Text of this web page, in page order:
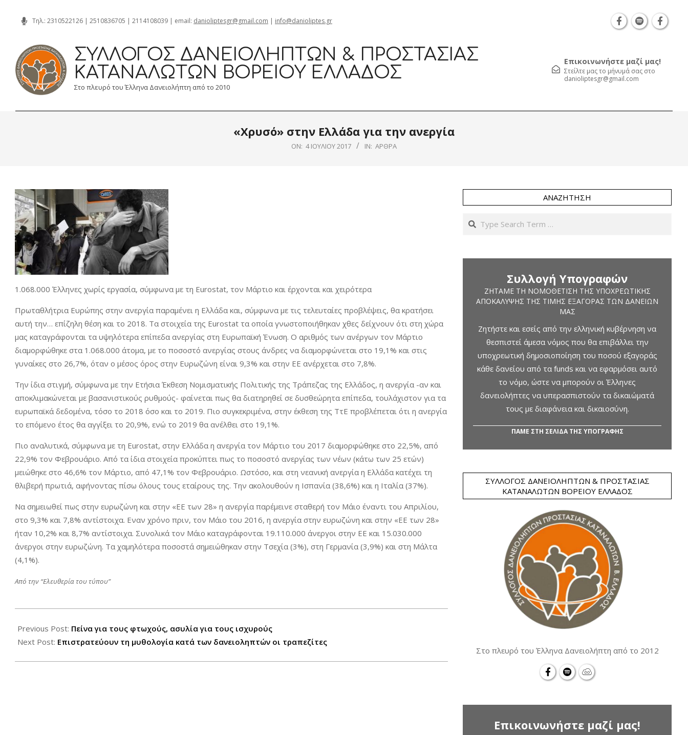
content
Τηλ.: 2310522126 | 2510836705 | 2114108039 | email: danioliptesgr@gmail.com | info@danioliptes.gr
ΣΎΛΛΟΓΟΣ ΔΑΝΕΙΟΛΗΠΤΏΝ & ΠΡΟΣΤΑΣΊΑΣ
ΚΑΤΑΝΑΛΩΤΏΝ ΒΟΡΕΊΟΥ ΕΛΛΆΔΟΣ
Στο πλευρό του Έλληνα Δανειολήπτη από το 2010
Επικοινωνήστε μαζί μας!
Στείλτε μας το μήνυμά σας στο
danioliptesgr@gmail.com
«Χρυσό» στην Ελλάδα για την ανεργία
ON: 4 ΙΟΥΛΊΟΥ 2017 IN: ΆΡΘΡΑ
1.068.000 Έλληνες χωρίς εργασία, σύμφωνα με τη Eurostat, τον Μάρτιο και έρχονται και χειρότερα
Πρωταθλήτρια Ευρώπης στην ανεργία παραμένει η Ελλάδα και, σύμφωνα με τις τελευταίες προβλέψεις, θα κρατήσει
αυτή την… επίζηλη θέση και το 2018. Τα στοιχεία της Eurostat τα οποία γνωστοποιήθηκαν χθες δείχνουν ότι στη χώρα
μας καταγράφονται τα υψηλότερα επίπεδα ανεργίας στη Ευρωπαϊκή Ένωση. Ο αριθμός των ανέργων τον Μάρτιο
διαμορφώθηκε στα 1.068.000 άτομα, με το ποσοστό ανεργίας στους άνδρες να διαμορφώνεται στο 19,1% και στις
γυναίκες στο 26,7%, όταν ο μέσος όρος στην Ευρωζώνη είναι 9,3% και στην ΕΕ ανέρχεται στο 7,8%.
Την ίδια στιγμή, σύμφωνα με την Ετήσια Έκθεση Νομισματικής Πολιτικής της Τράπεζας της Ελλάδος, η ανεργία -αν και
αποκλιμακώνεται με βασανιστικούς ρυθμούς- φαίνεται πως θα διατηρηθεί σε δυσθεώρητα επίπεδα, τουλάχιστον για τα
ευρωπαϊκά δεδομένα, τόσο το 2018 όσο και το 2019. Πιο συγκεκριμένα, στην έκθεση της ΤτΕ προβλέπεται ότι η ανεργία
το επόμενο έτος θα αγγίξει το 20,9%, ενώ το 2019 θα ανέλθει στο 19,1%.
Πιο αναλυτικά, σύμφωνα με τη Eurostat, στην Ελλάδα η ανεργία τον Μάρτιο του 2017 διαμορφώθηκε στο 22,5%, από
22,9% τον Φεβρουάριο. Από τα ίδια στοιχεία προκύπτει πως το ποσοστό ανεργίας των νέων (κάτω των 25 ετών)
μειώθηκε στο 46,6% τον Μάρτιο, από 47,1% τον Φεβρουάριο. Ωστόσο, και στη νεανική ανεργία η Ελλάδα κατέχει τη
θλιβερή πρωτιά, αφήνοντας πίσω όλους τους εταίρους της. Την ακολουθούν η Ισπανία (38,6%) και η Ιταλία (37%).
Να σημειωθεί πως στην ευρωζώνη και στην «ΕΕ των 28» η ανεργία παρέμεινε σταθερή τον Μάιο έναντι του Απριλίου,
στο 9,3% και 7,8% αντίστοιχα. Εναν χρόνο πριν, τον Μάιο του 2016, η ανεργία στην ευρωζώνη και στην «ΕΕ των 28»
ήταν 10,2% και 8,7% αντίστοιχα. Συνολικά τον Μάιο καταγράφονται 19.110.000 άνεργοι στην ΕΕ και 15.030.000
άνεργοι στην ευρωζώνη. Τα χαμηλότερα ποσοστά σημειώθηκαν στην Τσεχία (3%), στη Γερμανία (3,9%) και στη Μάλτα
(4,1%).
Από την “Ελευθερία του τύπου”
07-
04
Previous Post: Πείνα για τους φτωχούς, ασυλία για τους ισχυρούς
Next Post: Επιστρατεύουν τη μυθολογία κατά των δανειοληπτών οι τραπεζίτες
ΑΝΑΖΉΤΗΣΗ
Search
Συλλογή Υπογραφών
ΖΗΤΆΜΕ ΤΗ ΝΟΜΟΘΈΤΙΣΗ ΤΗΣ ΥΠΟΧΡΕΩΤΙΚΉΣ
ΑΠΟΚΆΛΥΨΗΣ ΤΗΣ ΤΙΜΉΣ ΕΞΑΓΟΡΆΣ ΤΩΝ ΔΑΝΕΊΩΝ
ΜΑΣ
Ζητήστε και εσείς από την ελληνική κυβέρνηση να
θεσπιστεί άμεσα νόμος που θα επιβάλλει την
υποχρεωτική δημοσιοποίηση του ποσού εξαγοράς
κάθε δανείου από τα funds και να εφαρμόσει αυτό
το νόμο, ώστε να μπορούν οι Έλληνες
δανειολήπτες να υπερασπιστούν τα δικαιώματά
τους με διαφάνεια και δικαιοσύνη.
ΠΑΜΕ ΣΤΗ ΣΕΛΙΔΑ ΤΗΣ ΥΠΟΓΡΑΦΗΣ
ΣΎΛΛΟΓΟΣ ΔΑΝΕΙΟΛΗΠΤΏΝ & ΠΡΟΣΤΑΣΊΑΣ
ΚΑΤΑΝΑΛΩΤΏΝ ΒΟΡΕΊΟΥ ΕΛΛΆΔΟΣ
Στο πλευρό του Έλληνα Δανειολήπτη από το 2012
Επικοινωνήστε μαζί μας!